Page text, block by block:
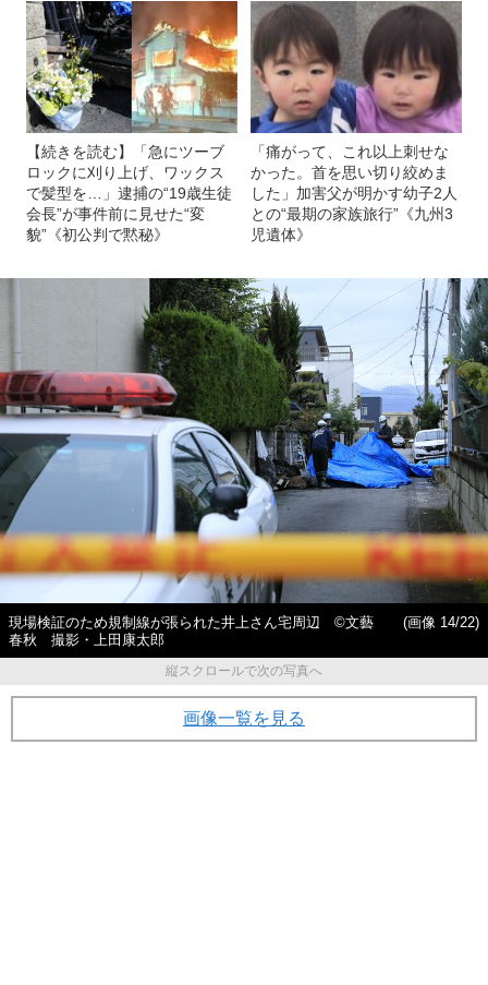
【続きを読む】「急にツーブ
ロックに刈り上げ、ワックス
で髪型を…」逮捕の“19歳生徒
会長”が事件前に見せた“変
貌”《初公判で黙秘》
「痛がって、これ以上刺せな
かった。首を思い切り絞めま
した」加害父が明かす幼子2人
との“最期の家族旅行”《九州3
児遺体》
現場検証のため規制線が張られた井上さん宅周辺 ©文藝
春秋 撮影・上田康太郎
(画像 14/22)
縦スクロールで次の写真へ
画像一覧を見る